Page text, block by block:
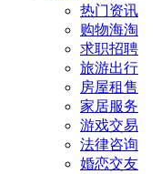
热门资讯
购物海淘
求职招聘
旅游出行
房屋租售
家居服务
游戏交易
法律咨询
婚恋交友